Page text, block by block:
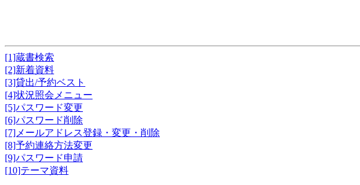
[1]蔵書検索
[2]新着資料
[3]貸出/予約ベスト
[4]状況照会メニュー
[5]パスワード変更
[6]パスワード削除
[7]メールアドレス登録・変更・削除
[8]予約連絡方法変更
[9]パスワード申請
[10]テーマ資料